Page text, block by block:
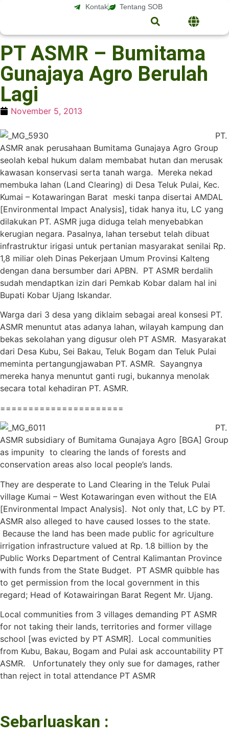
Kontak Tentang SOB
PT ASMR – Bumitama
Gunajaya Agro Berulah
Lagi
November 5, 2013
PT.
ASMR anak perusahaan Bumitama Gunajaya Agro Group
seolah kebal hukum dalam membabat hutan dan merusak
kawasan konservasi serta tanah warga. Mereka nekad
membuka lahan (Land Clearing) di Desa Teluk Pulai, Kec.
Kumai – Kotawaringan Barat meski tanpa disertai AMDAL
[Environmental Impact Analysis], tidak hanya itu, LC yang
dilakukan PT. ASMR juga diduga telah menyebabkan
kerugian negara. Pasalnya, lahan tersebut telah dibuat
infrastruktur irigasi untuk pertanian masyarakat senilai Rp.
1,8 miliar oleh Dinas Pekerjaan Umum Provinsi Kalteng
dengan dana bersumber dari APBN. PT ASMR berdalih
sudah mendaptkan izin dari Pemkab Kobar dalam hal ini
Bupati Kobar Ujang Iskandar.
Warga dari 3 desa yang diklaim sebagai areal konsesi PT.
ASMR menuntut atas adanya lahan, wilayah kampung dan
bekas sekolahan yang digusur oleh PT ASMR. Masyarakat
dari Desa Kubu, Sei Bakau, Teluk Bogam dan Teluk Pulai
meminta pertangungjawaban PT. ASMR. Sayangnya
mereka hanya menuntut ganti rugi, bukannya menolak
secara total kehadiran PT. ASMR.
======================
PT.
ASMR subsidiary of Bumitama Gunajaya Agro [BGA] Group
as impunity to clearing the lands of forests and
conservation areas also local people’s lands.
They are desperate to Land Clearing in the Teluk Pulai
village Kumai – West Kotawaringan even without the EIA
[Environmental Impact Analysis]. Not only that, LC by PT.
ASMR also alleged to have caused losses to the state.
Because the land has been made ​​public for agriculture
irrigation infrastructure valued at Rp. 1.8 billion by the
Public Works Department of Central Kalimantan Province
with funds from the State Budget. PT ASMR quibble has
to get permission from the local government in this
regard; Head of Kotawairingan Barat Regent Mr. Ujang.
Local communities from 3 villages demanding PT ASMR
for not taking their lands, territories and former village
school [was evicted by PT ASMR]. Local communities
from Kubu, Bakau, Bogam and Pulai ask accountability PT
ASMR. Unfortunately they only sue for damages, rather
than reject in total attendance PT ASMR
Sebarluaskan :